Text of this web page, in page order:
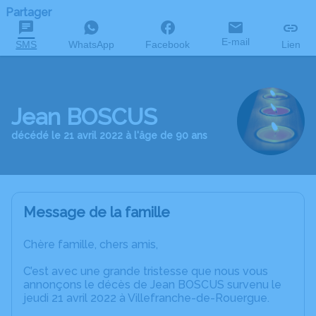
Partager
SMS WhatsApp Facebook E-mail Lien
Jean BOSCUS
décédé le 21 avril 2022 à l'âge de 90 ans
Message de la famille
Chère famille, chers amis,
C’est avec une grande tristesse que nous vous
annonçons le décès de Jean BOSCUS survenu le
jeudi 21 avril 2022 à Villefranche-de-Rouergue.